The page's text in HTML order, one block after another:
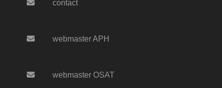
contact
webmaster APH
webmaster OSAT